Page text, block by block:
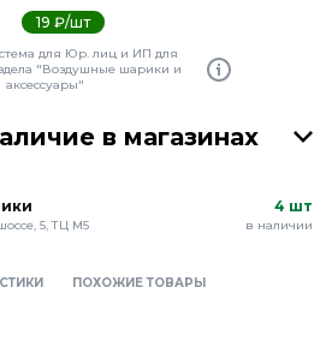
19 ₽/шт
для Юр. лиц и ИП для
"Воздушные шарики и
аксессуары"
в магазинах
5, ТЦ М5
4 шт
в наличии
ПОХОЖИЕ ТОВАРЫ